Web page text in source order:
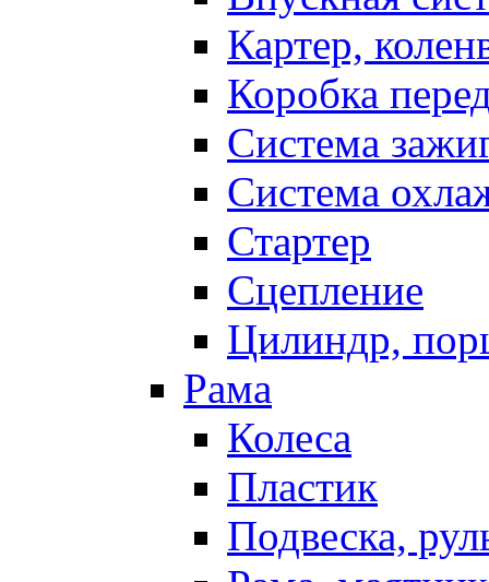
Картер,
Коробка
Система
Система
Стартер
Сцепление
Цилиндр,
Рама
Колеса
Пластик
Подвеска,